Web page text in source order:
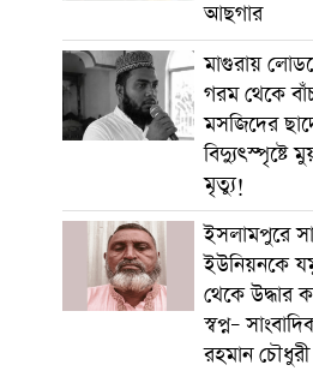
আছগার
মাগুরায়
গরম থেকে
মসজিদের
বিদ্যুৎস্পৃষ্টে
মৃত্যু!
ইসলামপুরে
ইউনিয়নকে
থেকে উদ্ধার
স্বপ্ন–
রহমান চৌধুরী